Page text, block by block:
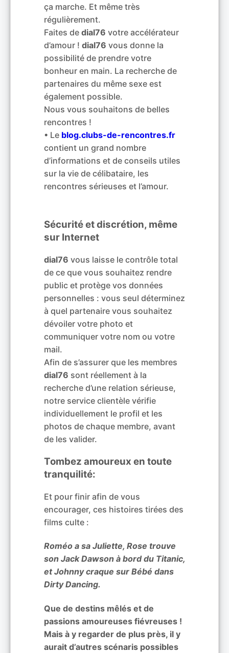
ça marche. Et même très
régulièrement.
Faites de dial76 votre accélérateur
d’amour ! dial76 vous donne la
possibilité de prendre votre
bonheur en main. La recherche de
partenaires du même sexe est
également possible.
Nous vous souhaitons de belles
rencontres !
• Le blog.clubs-de-rencontres.fr
contient un grand nombre
d’informations et de conseils utiles
sur la vie de célibataire, les
rencontres sérieuses et l’amour.
Sécurité et discrétion, même
sur Internet
dial76 vous laisse le contrôle total
de ce que vous souhaitez rendre
public et protège vos données
personnelles : vous seul déterminez
à quel partenaire vous souhaitez
dévoiler votre photo et
communiquer votre nom ou votre
mail.
Afin de s’assurer que les membres
dial76 sont réellement à la
recherche d’une relation sérieuse,
notre service clientèle vérifie
individuellement le profil et les
photos de chaque membre, avant
de les valider.
Tombez amoureux en toute
tranquilité:
Et pour finir afin de vous
encourager, ces histoires tirées des
films culte :
Roméo a sa Juliette, Rose trouve
son Jack Dawson à bord du Titanic,
et Johnny craque sur Bébé dans
Dirty Dancing.
Que de destins mêlés et de
passions amoureuses fiévreuses !
Mais à y regarder de plus près, il y
aurait d’autres scénaris possibles